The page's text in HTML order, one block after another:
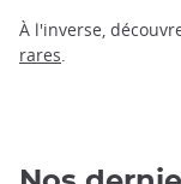
À l'inverse,
rares